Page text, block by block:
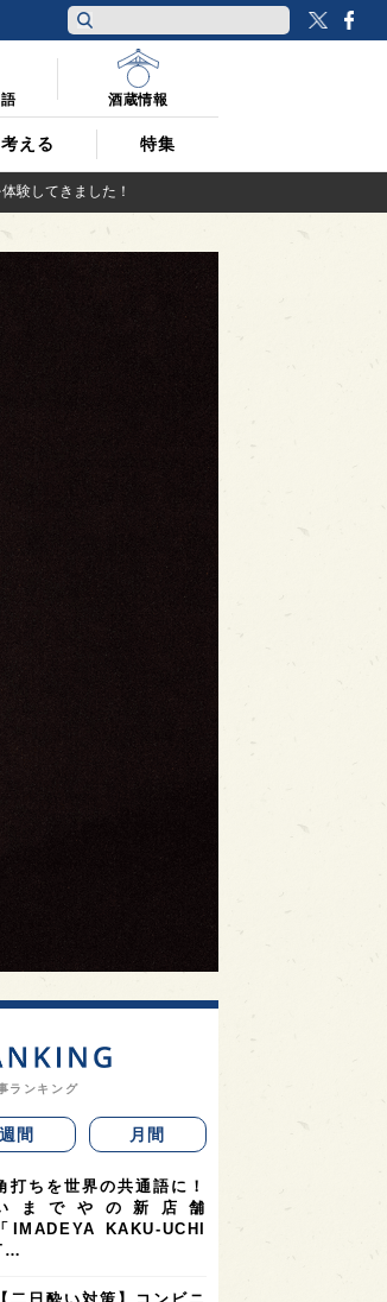
える 特集
酒蔵情報
験してきました！
ランキング
週間 月間
打ちを世界の共通語に！
までやの新店舗
「IMADEYA KAKU-UCHI